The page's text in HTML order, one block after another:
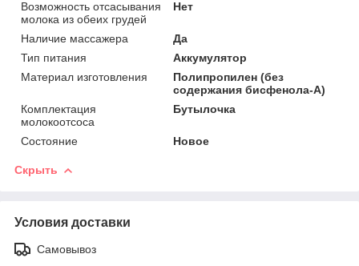
Возможность отсасывания
молока из обеих грудей
Нет
Наличие массажера
Да
Тип питания
Аккумулятор
Материал изготовления
Полипропилен (без
содержания бисфенола-А)
Комплектация
молокоотсоса
Бутылочка
Состояние Новое
Скрыть
Условия доставки
Самовывоз